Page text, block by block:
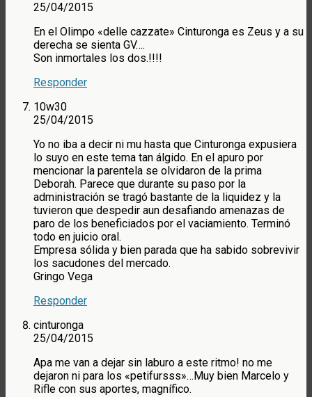
25/04/2015
En el Olimpo «delle cazzate» Cinturonga es Zeus y a su
derecha se sienta GV….
Son inmortales los dos.!!!!
Responder
10w30
25/04/2015
Yo no iba a decir ni mu hasta que Cinturonga expusiera
lo suyo en este tema tan álgido. En el apuro por
mencionar la parentela se olvidaron de la prima
Deborah. Parece que durante su paso por la
administración se tragó bastante de la liquidez y la
tuvieron que despedir aun desafiando amenazas de
paro de los beneficiados por el vaciamiento. Terminó
todo en juicio oral.
Empresa sólida y bien parada que ha sabido sobrevivir
los sacudones del mercado.
Gringo Vega
Responder
cinturonga
25/04/2015
Apa me van a dejar sin laburo a este ritmo! no me
dejaron ni para los «petifursss»…Muy bien Marcelo y
Rifle con sus aportes, magnífico.